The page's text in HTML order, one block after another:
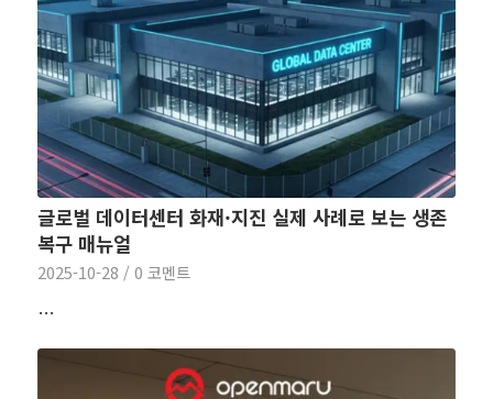
글로벌 데이터센터 화재·지진 실제 사례로 보는 생존
복구 매뉴얼
2025-10-28 / 0 코멘트
…